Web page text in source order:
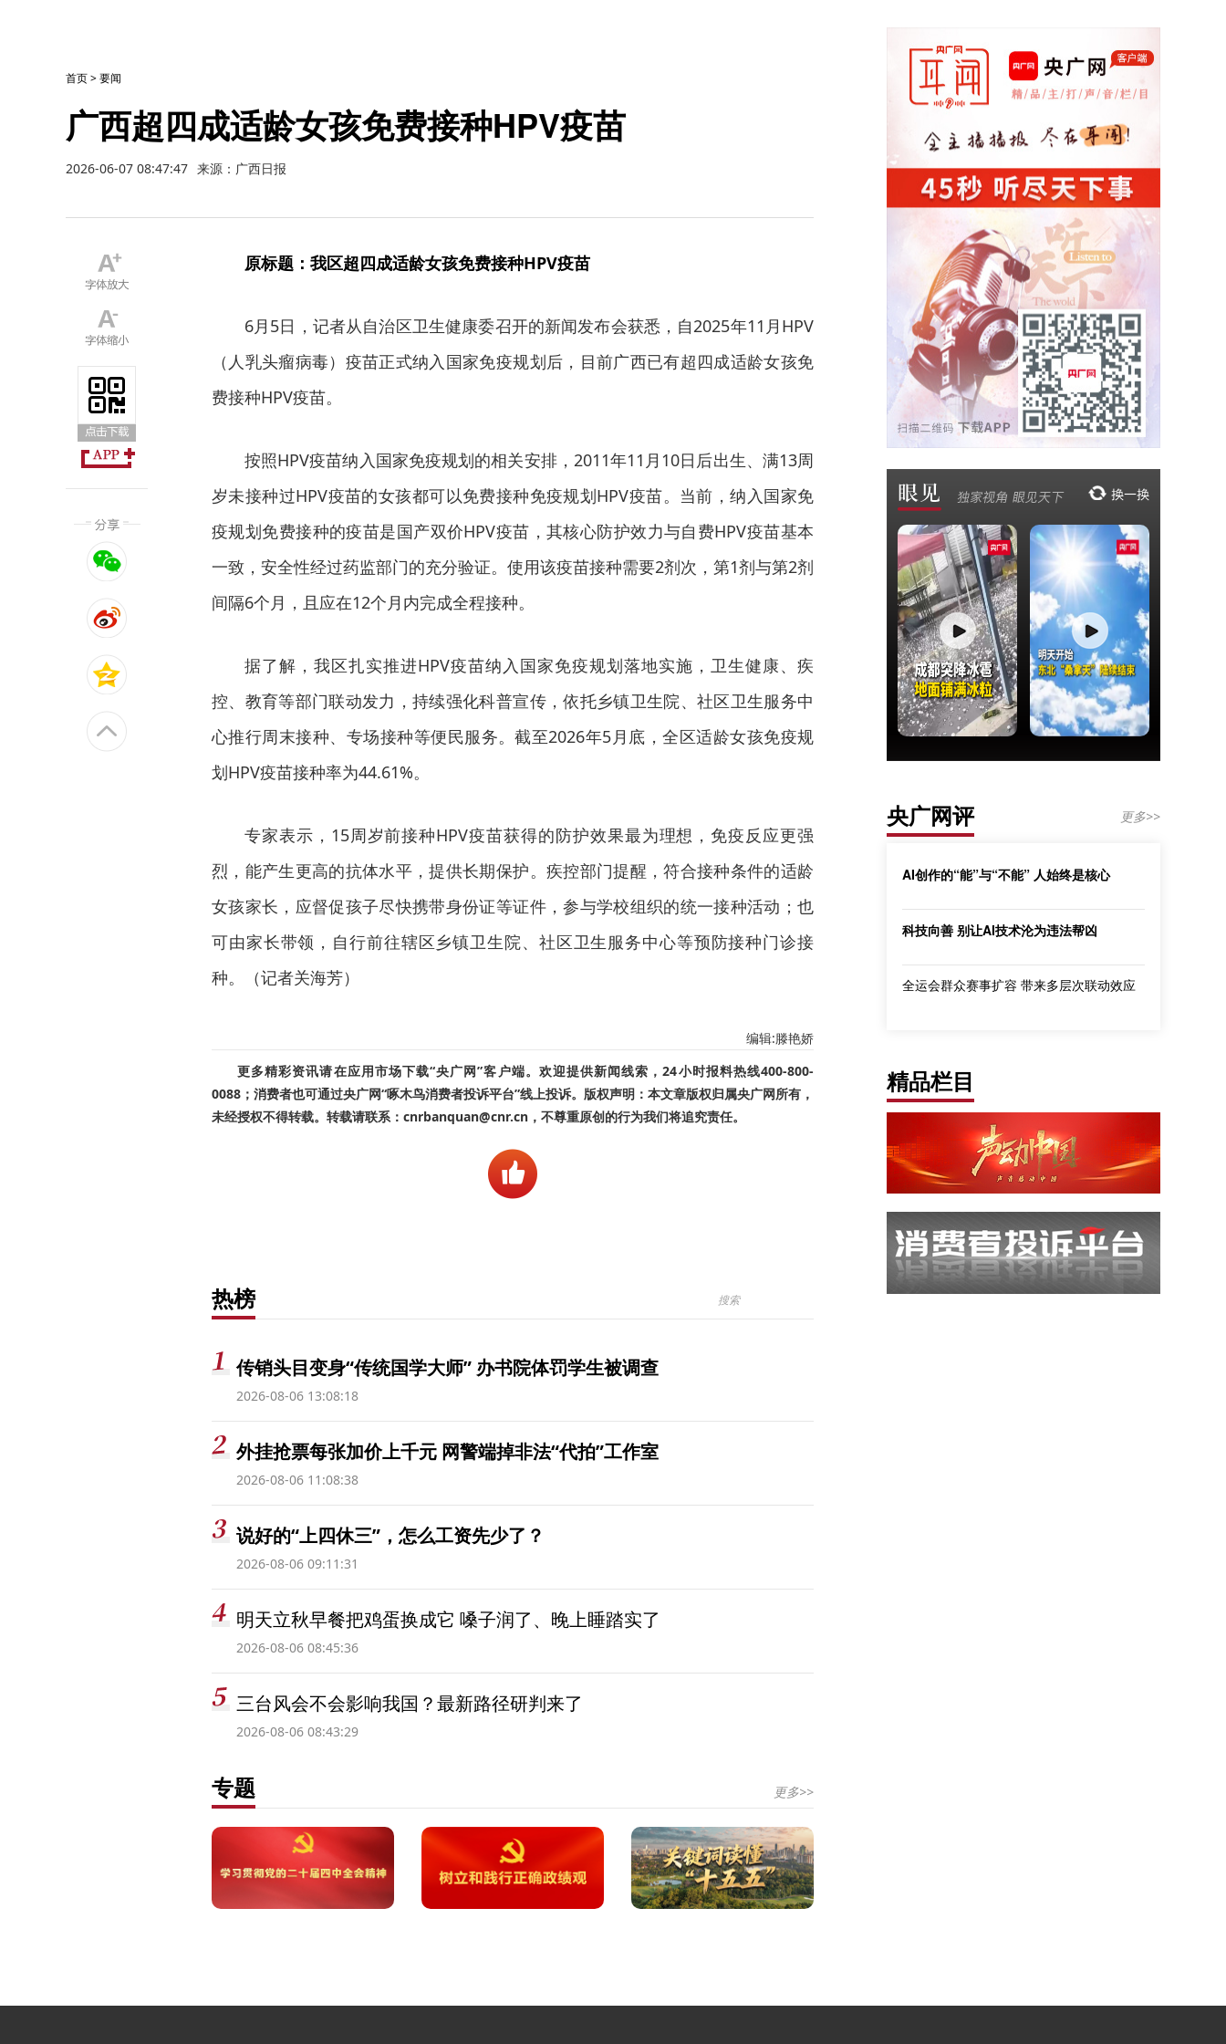
首页>要闻
广西超四成适龄女孩免费接种HPV疫苗
2026-06-07 08:47:47 来源：广西日报
原标题：我区超四成适龄女孩免费接种HPV疫苗
6月5日，记者从自治区卫生健康委召开的新闻发布会获悉，自2025年11月HPV
（人乳头瘤病毒）疫苗正式纳入国家免疫规划后，目前广西已有超四成适龄女孩免
费接种HPV疫苗。
按照HPV疫苗纳入国家免疫规划的相关安排，2011年11月10日后出生、满13周
岁未接种过HPV疫苗的女孩都可以免费接种免疫规划HPV疫苗。当前，纳入国家免
疫规划免费接种的疫苗是国产双价HPV疫苗，其核心防护效力与自费HPV疫苗基本
一致，安全性经过药监部门的充分验证。使用该疫苗接种需要2剂次，第1剂与第2剂
间隔6个月，且应在12个月内完成全程接种。
据了解，我区扎实推进HPV疫苗纳入国家免疫规划落地实施，卫生健康、疾
控、教育等部门联动发力，持续强化科普宣传，依托乡镇卫生院、社区卫生服务中
心推行周末接种、专场接种等便民服务。截至2026年5月底，全区适龄女孩免疫规
划HPV疫苗接种率为44.61%。
专家表示，15周岁前接种HPV疫苗获得的防护效果最为理想，免疫反应更强
烈，能产生更高的抗体水平，提供长期保护。疾控部门提醒，符合接种条件的适龄
女孩家长，应督促孩子尽快携带身份证等证件，参与学校组织的统一接种活动；也
可由家长带领，自行前往辖区乡镇卫生院、社区卫生服务中心等预防接种门诊接
种。（记者关海芳）
编辑:滕艳娇
更多精彩资讯请在应用市场下载“央广网”客户端。欢迎提供新闻线索，24小时报料热线400-800-
0088；消费者也可通过央广网“啄木鸟消费者投诉平台”线上投诉。版权声明：本文章版权归属央广网所有，
未经授权不得转载。转载请联系：cnrbanquan@cnr.cn，不尊重原创的行为我们将追究责任。
热榜
传销头目变身“传统国学大师” 办书院体罚学生被调查
2026-08-06 13:08:18
外挂抢票每张加价上千元 网警端掉非法“代拍”工作室
2026-08-06 11:08:38
说好的“上四休三”，怎么工资先少了？
2026-08-06 09:11:31
明天立秋早餐把鸡蛋换成它 嗓子润了、晚上睡踏实了
2026-08-06 08:45:36
三台风会不会影响我国？最新路径研判来了
2026-08-06 08:43:29
专题 更多>>
央广网评 更多>>
AI创作的“能”与“不能” 人始终是核心
科技向善 别让AI技术沦为违法帮凶
全运会群众赛事扩容 带来多层次联动效应
精品栏目